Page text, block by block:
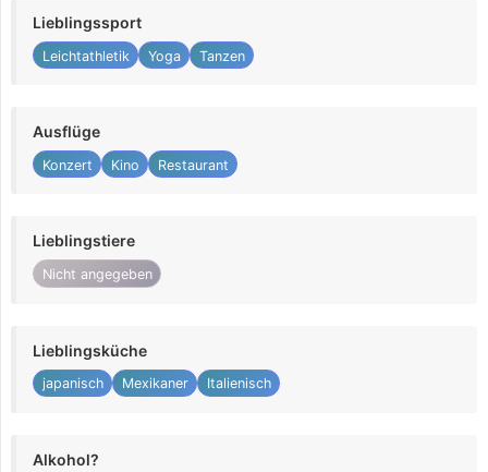
Lieblingssport
Leichtathletik Yoga Tanzen
Ausflüge
Konzert Kino Restaurant
Lieblingstiere
Nicht angegeben
Lieblingsküche
japanisch Mexikaner Italienisch
Alkohol?